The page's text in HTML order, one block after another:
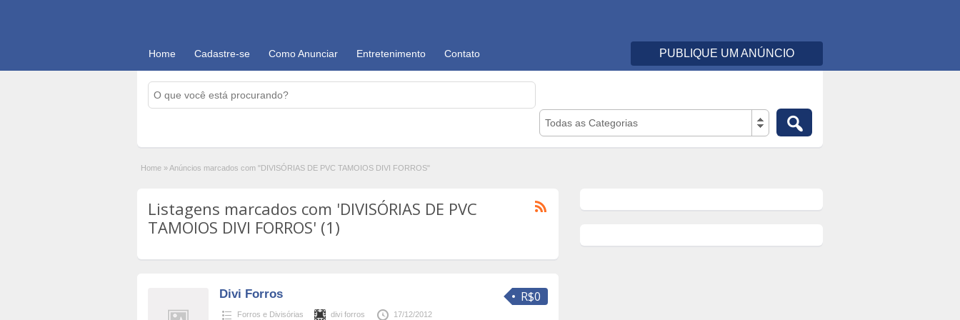
Home Cadastre-se Como Anunciar Entretenimento Contato PUBLIQUE UM ANÚNCIO
Todas as Categorias
Home »Anúncios marcados com "DIVISÓRIAS DE PVC TAMOIOS DIVI FORROS"
Listagens marcados com 'DIVISÓRIAS DE PVC
TAMOIOS DIVI FORROS' (1)
R$0
Divi Forros
Forros e Divisórias divi forros 17/12/2012